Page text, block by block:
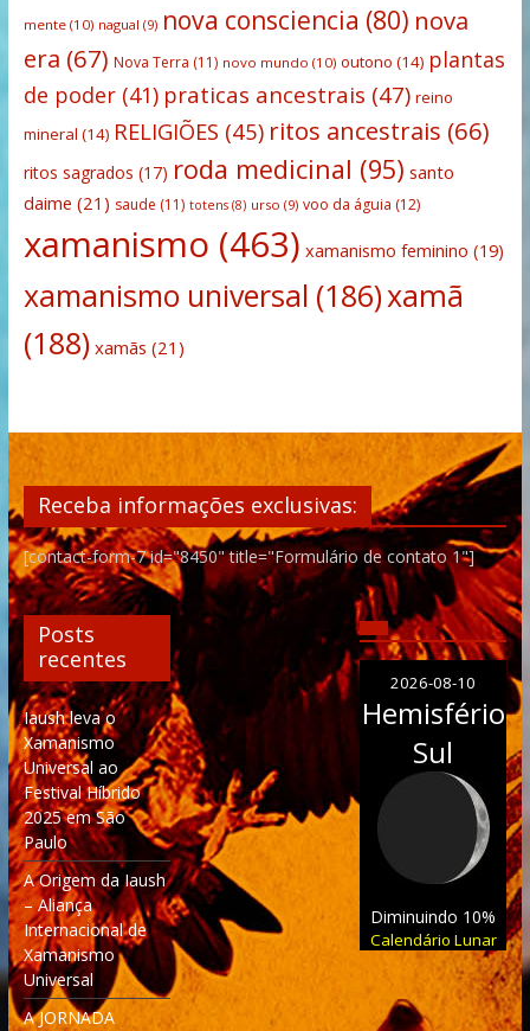
mente(10) nagual (9) nova consciencia (80) nova
era (67) Nova Terra (11) novo mundo (10) outono (14) plantas
de poder(41) praticas ancestrais (47) reino
mineral (14) RELIGIÕES (45) ritos ancestrais (66)
ritos sagrados (17) roda medicinal (95) santo
daime (21) saude (11) totens(8) urso (9) voo da águia (12)
xamanismo (463) xamanismo feminino (19)
xamanismo universal (186)xamã
(188) xamãs (21)
Receba informações exclusivas:
[contact-form-7 id="8450" title="Formulário de contato 1"]
Posts
recentes
Iaush leva o
Xamanismo
Universal ao
Festival Híbrido
2025 em São
Paulo
A Origem da Iaush
– Aliança
Internacional de
Xamanismo
Universal
A JORNADA
2026-08-10
Hemisfério
Sul
Diminuindo 10%
Calendário Lunar